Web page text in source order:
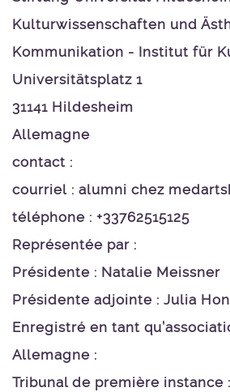
Kulturwissenschaften und
Kommunikation - Institut für
Universitätsplatz 1
31141 Hildesheim
Allemagne
contact :
courriel : alumni chez
téléphone : +33762515125
Représentée par :
Présidente : Natalie Meissner
Présidente adjointe : Julia
Enregistré en tant
Allemagne :
Tribunal de première instance